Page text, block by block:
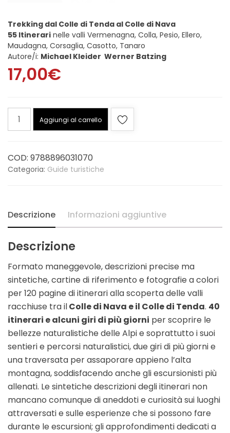
Trekking dal Colle di Tenda al Colle di Nava
55 Itinerari nelle valli Vermenagna, Colla, Pesio, Ellero,
Maudagna, Corsaglia, Casotto, Tanaro
Autore/i: Michael Kleider Werner Batzing
17,00€
Trekking
dal
Tenda
al
Nava
quantità
Aggiungi al carrello
COD: 9788896031070
Categoria: Guide turistiche
Descrizione Informazioni aggiuntive
Descrizione
Formato maneggevole, descrizioni precise ma
sintetiche, cartine di riferimento e fotografie a colori
per 120 pagine di itinerari alla scoperta delle valli
racchiuse tra ilColle di Nava e il Colle di Tenda. 40
itinerari e alcuni giri di più giorni per scoprire le
bellezze naturalistiche delle Alpi e soprattutto i suoi
sentieri e percorsi naturalistici, due giri di più giorni e
una traversata per assaporare appieno l’alta
montagna, soddisfacendo anche gli escursionisti più
allenati. Le sintetiche descrizioni degli itinerari non
mancano comunque di aneddoti e curiosità sui luoghi
attraversati e sulle esperienze che si possono fare
durante le escursioni; gli approfondimenti dedicati a